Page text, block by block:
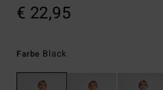
€ 22,95
Farbe Black